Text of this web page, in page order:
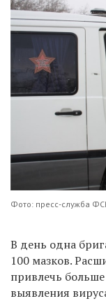
Фото: пресс-служба
В день одна
100 мазков.
привлечь
выявления